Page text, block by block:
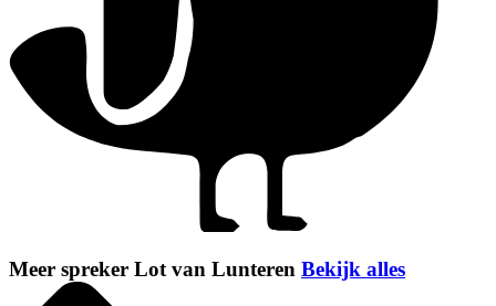
Meer spreker Lot van Lunteren Bekijk alles